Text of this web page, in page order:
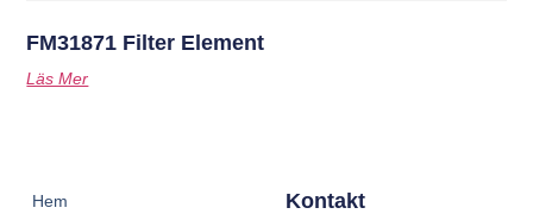
FM31871 Filter Element
Läs Mer
Hem
Kontakt